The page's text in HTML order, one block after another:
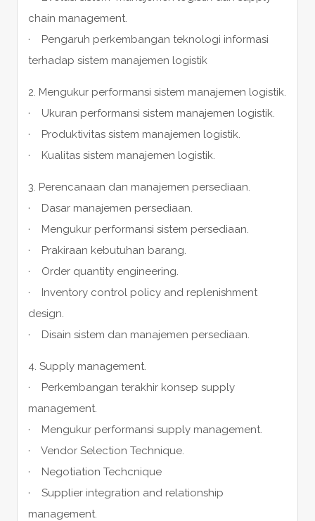
chain management.
· Pengaruh perkembangan teknologi informasi
terhadap sistem manajemen logistik
2. Mengukur performansi sistem manajemen logistik.
· Ukuran performansi sistem manajemen logistik.
· Produktivitas sistem manajemen logistik.
· Kualitas sistem manajemen logistik.
3. Perencanaan dan manajemen persediaan.
· Dasar manajemen persediaan.
· Mengukur performansi sistem persediaan.
· Prakiraan kebutuhan barang.
· Order quantity engineering.
· Inventory control policy and replenishment
design.
· Disain sistem dan manajemen persediaan.
4. Supply management.
· Perkembangan terakhir konsep supply
management.
· Mengukur performansi supply management.
· Vendor Selection Technique.
· Negotiation Techcnique
· Supplier integration and relationship
management.